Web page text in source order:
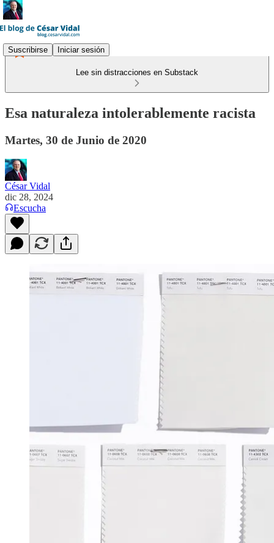
Suscribirse Iniciar sesión
Lee sin distracciones en Substack
Esa naturaleza intolerablemente racista
Martes, 30 de Junio de 2020
César Vidal
dic 28, 2024
Escucha